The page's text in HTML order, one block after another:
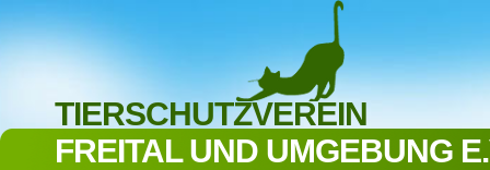
TIERSCHUTZVEREIN
FREITAL UND UMGEBUNG